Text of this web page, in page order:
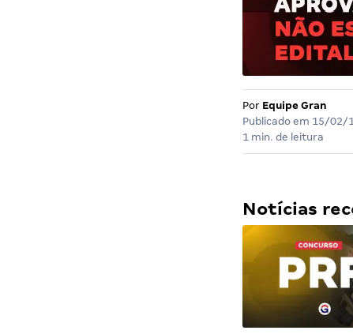
Por Equipe Gran
Publicado em 15/02/
1 min. de leitura
Notícias